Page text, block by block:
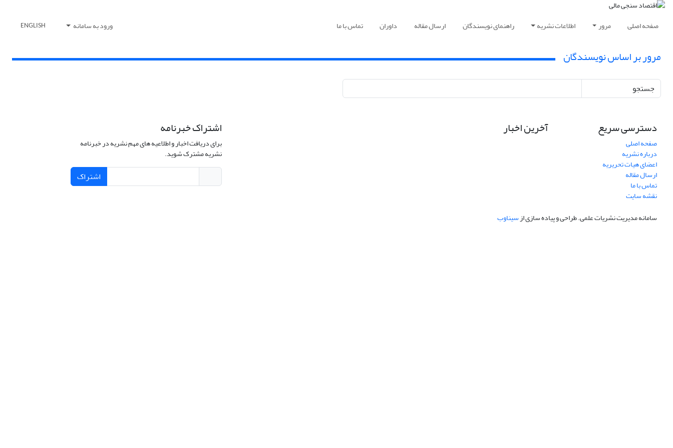
صفحه اصلی مرور اطلاعات نشریه راهنمای نویسندگان ارسال مقاله داوران تماس با ما ورود به سامانه ENGLISH
مرور بر اساس نویسندگان
جستجو
دسترسی سریع
صفحه اصلی
درباره نشریه
اعضای هیات تحریریه
ارسال مقاله
تماس با ما
نقشه سایت
آخرین اخبار اشتراک خبرنامه
برای دریافت اخبار و اطلاعیه های مهم نشریه در خبرنامه
نشریه مشترک شوید.
اشتراک
سامانه مدیریت نشریات علمی.طراحی و پیاده سازی ازسیناوب